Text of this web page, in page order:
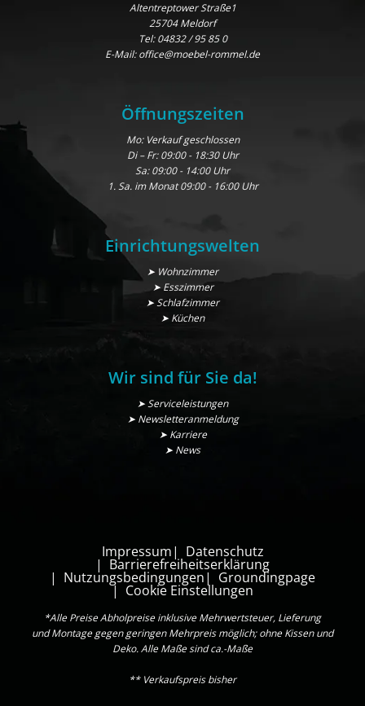
Altentreptower Straße1
25704 Meldorf
Tel:04832 / 95 85 0
E-Mail:office@moebel-rommel.de
Öffnungszeiten
Mo: Verkauf geschlossen
Di – Fr: 09:00 - 18:30 Uhr
Sa: 09:00 - 14:00 Uhr
1. Sa. im Monat 09:00 - 16:00 Uhr
Einrichtungswelten
➤ Wohnzimmer
➤ Esszimmer
➤ Schlafzimmer
➤ Küchen
Wir sind für Sie da!
➤ Serviceleistungen
➤ Newsletteranmeldung
➤ Karriere
➤ News
Impressum Datenschutz
Barrierefreiheitserklärung
Nutzungsbedingungen Groundingpage
Cookie Einstellungen
*Alle Preise Abholpreise inklusive Mehrwertsteuer, Lieferung
und Montage gegen geringen Mehrpreis möglich; ohne Kissen und
Deko. Alle Maße sind ca.-Maße
** Verkaufspreis bisher